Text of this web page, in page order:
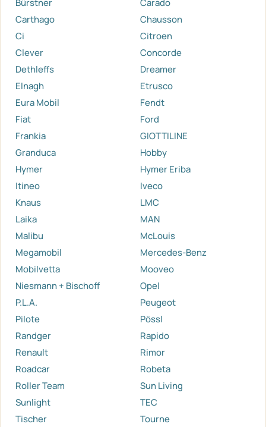
Bürstner
Carado
Carthago
Chausson
Ci
Citroen
Clever
Concorde
Dethleffs
Dreamer
Elnagh
Etrusco
Eura Mobil
Fendt
Fiat
Ford
Frankia
GIOTTILINE
Granduca
Hobby
Hymer
Hymer Eriba
Itineo
Iveco
Knaus
LMC
Laika
MAN
Malibu
McLouis
Megamobil
Mercedes-Benz
Mobilvetta
Mooveo
Niesmann + Bischoff
Opel
P.L.A.
Peugeot
Pilote
Pössl
Randger
Rapido
Renault
Rimor
Roadcar
Robeta
Roller Team
Sun Living
Sunlight
TEC
Tischer
Tourne